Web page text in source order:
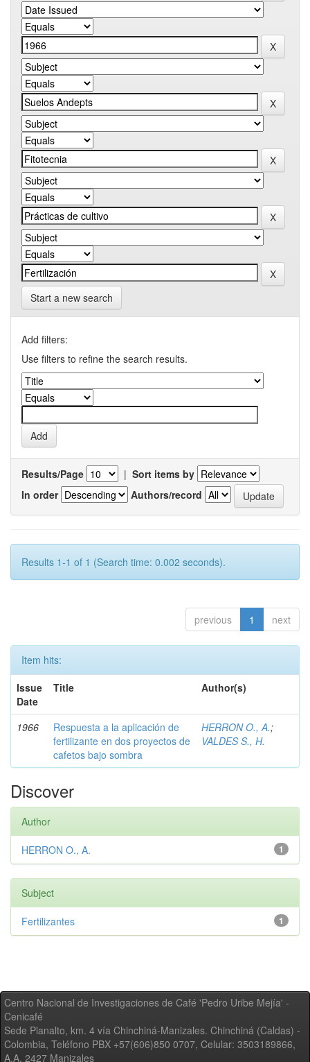
Start a new search
Add filters:
Use filters to refine the search results.
Results/Page | Sort items by
In order
Authors/record
Results 1-1 of 1 (Search time: 0.002 seconds).
previous 1 next
Item hits:
Issue
Date
Title Author(s)
1966
Respuesta a la aplicación de
fertilizante en dos proyectos de
cafetos bajo sombra
HERRON O., A.;
VALDES S., H.
Discover
Author
1
HERRON O., A.
Subject
1
Fertilizantes
Centro Nacional de Investigaciones de Café 'Pedro Uribe Mejía' -
Cenicafé
Sede Planalto, km. 4 vía Chinchiná-Manizales. Chinchiná (Caldas) -
Colombia, Teléfono PBX +57(606)850 0707, Celular: 3503189866,
A.A. 2427 Manizales